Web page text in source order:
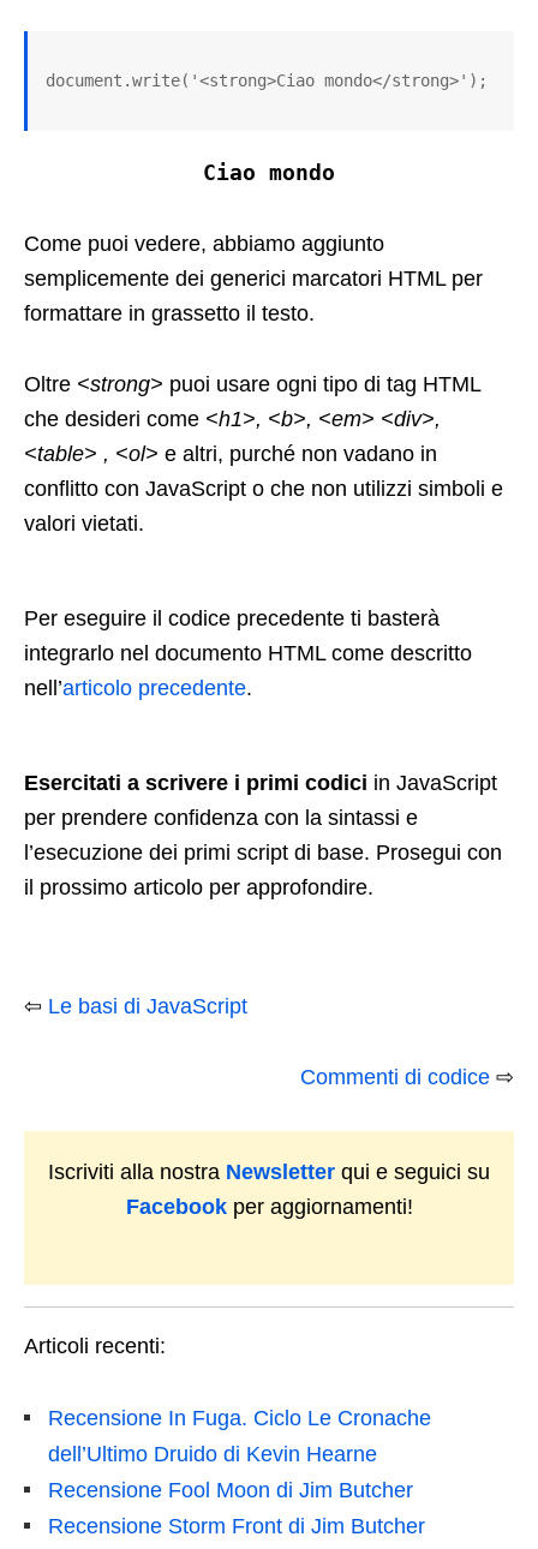
document.write('<strong>Ciao mondo</strong>');
Ciao mondo
Come puoi vedere, abbiamo aggiunto
semplicemente dei generici marcatori HTML per
formattare in grassetto il testo.
Oltre <strong> puoi usare ogni tipo di tag HTML
che desideri come <h1>, <b>, <em> <div>,
<table> , <ol> e altri, purché non vadano in
conflitto con JavaScript o che non utilizzi simboli e
valori vietati.
Per eseguire il codice precedente ti basterà
integrarlo nel documento HTML come descritto
nell’articolo precedente.
Esercitati a scrivere i primi codici in JavaScript
per prendere confidenza con la sintassi e
l’esecuzione dei primi script di base. Prosegui con
il prossimo articolo per approfondire.
⇦ Le basi di JavaScript
Commenti di codice ⇨
Iscriviti alla nostra Newsletter qui e seguici su
Facebookper aggiornamenti!
Articoli recenti:
Recensione In Fuga. Ciclo Le Cronache
dell’Ultimo Druido di Kevin Hearne
Recensione Fool Moon di Jim Butcher
Recensione Storm Front di Jim Butcher